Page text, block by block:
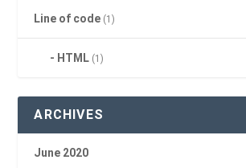
Line of code (1)
HTML (1)
ARCHIVES
June 2020